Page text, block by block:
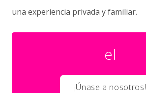
una experiencia privada y familiar.
el
¡Únase a nosotros!